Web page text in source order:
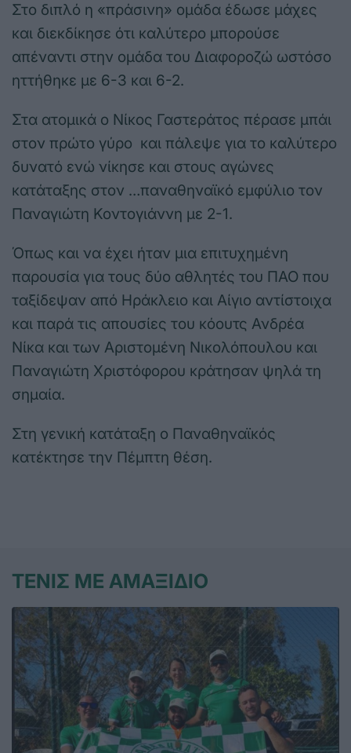
Στο διπλό η «πράσινη» ομάδα έδωσε μάχες
και διεκδίκησε ότι καλύτερο μπορούσε
απέναντι στην ομάδα του Διαφοροζώ ωστόσο
ηττήθηκε με 6-3 και 6-2.
Στα ατομικά ο Νίκος Γαστεράτος πέρασε μπάι
στον πρώτο γύρο και πάλεψε για το καλύτερο
δυνατό ενώ νίκησε και στους αγώνες
κατάταξης στον …παναθηναϊκό εμφύλιο τον
Παναγιώτη Κοντογιάννη με 2-1.
Όπως και να έχει ήταν μια επιτυχημένη
παρουσία για τους δύο αθλητές του ΠΑΟ που
ταξίδεψαν από Ηράκλειο και Αίγιο αντίστοιχα
και παρά τις απουσίες του κόουτς Ανδρέα
Νίκα και των Αριστομένη Νικολόπουλου και
Παναγιώτη Χριστόφορου κράτησαν ψηλά τη
σημαία.
Στη γενική κατάταξη ο Παναθηναϊκός
κατέκτησε την Πέμπτη θέση.
ΤΕΝΙΣ ΜΕ ΑΜΑΞΙΔΙΟ